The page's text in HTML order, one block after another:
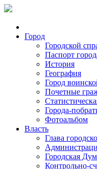
Город
Городской
Паспорт
История
География
Город
Почетные
Города-
Фотоальбом
Власть
Глава
Городская
Контрольно-